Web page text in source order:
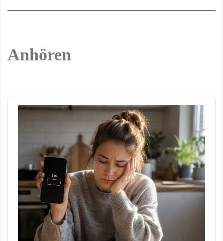
Anhören
Audio
Player